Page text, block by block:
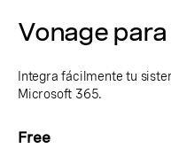
Vonage
Integra fácilmente tu
Microsoft 365.
Free